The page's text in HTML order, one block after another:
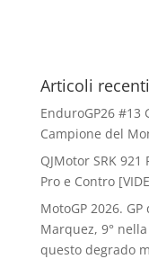
Articoli recenti
EnduroGP26 #13
Campione del
QJMotor SRK
Pro e Contro
MotoGP 2026.
Marquez, 9°
questo degrado